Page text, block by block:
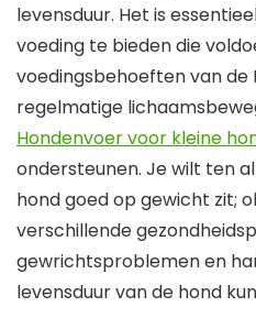
levensduur. Het is
voeding te bieden die
voedingsbehoeften van de
regelmatige
Hondenvoer voor kleine
ondersteunen. Je wilt ten
hond goed op gewicht zit;
verschillende
gewrichtsproblemen en
levensduur van de hond